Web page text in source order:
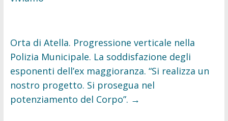
Orta di Atella. Progressione verticale nella
Polizia Municipale. La soddisfazione degli
esponenti dell’ex maggioranza. “Si realizza un
nostro progetto. Si prosegua nel
potenziamento del Corpo”. →